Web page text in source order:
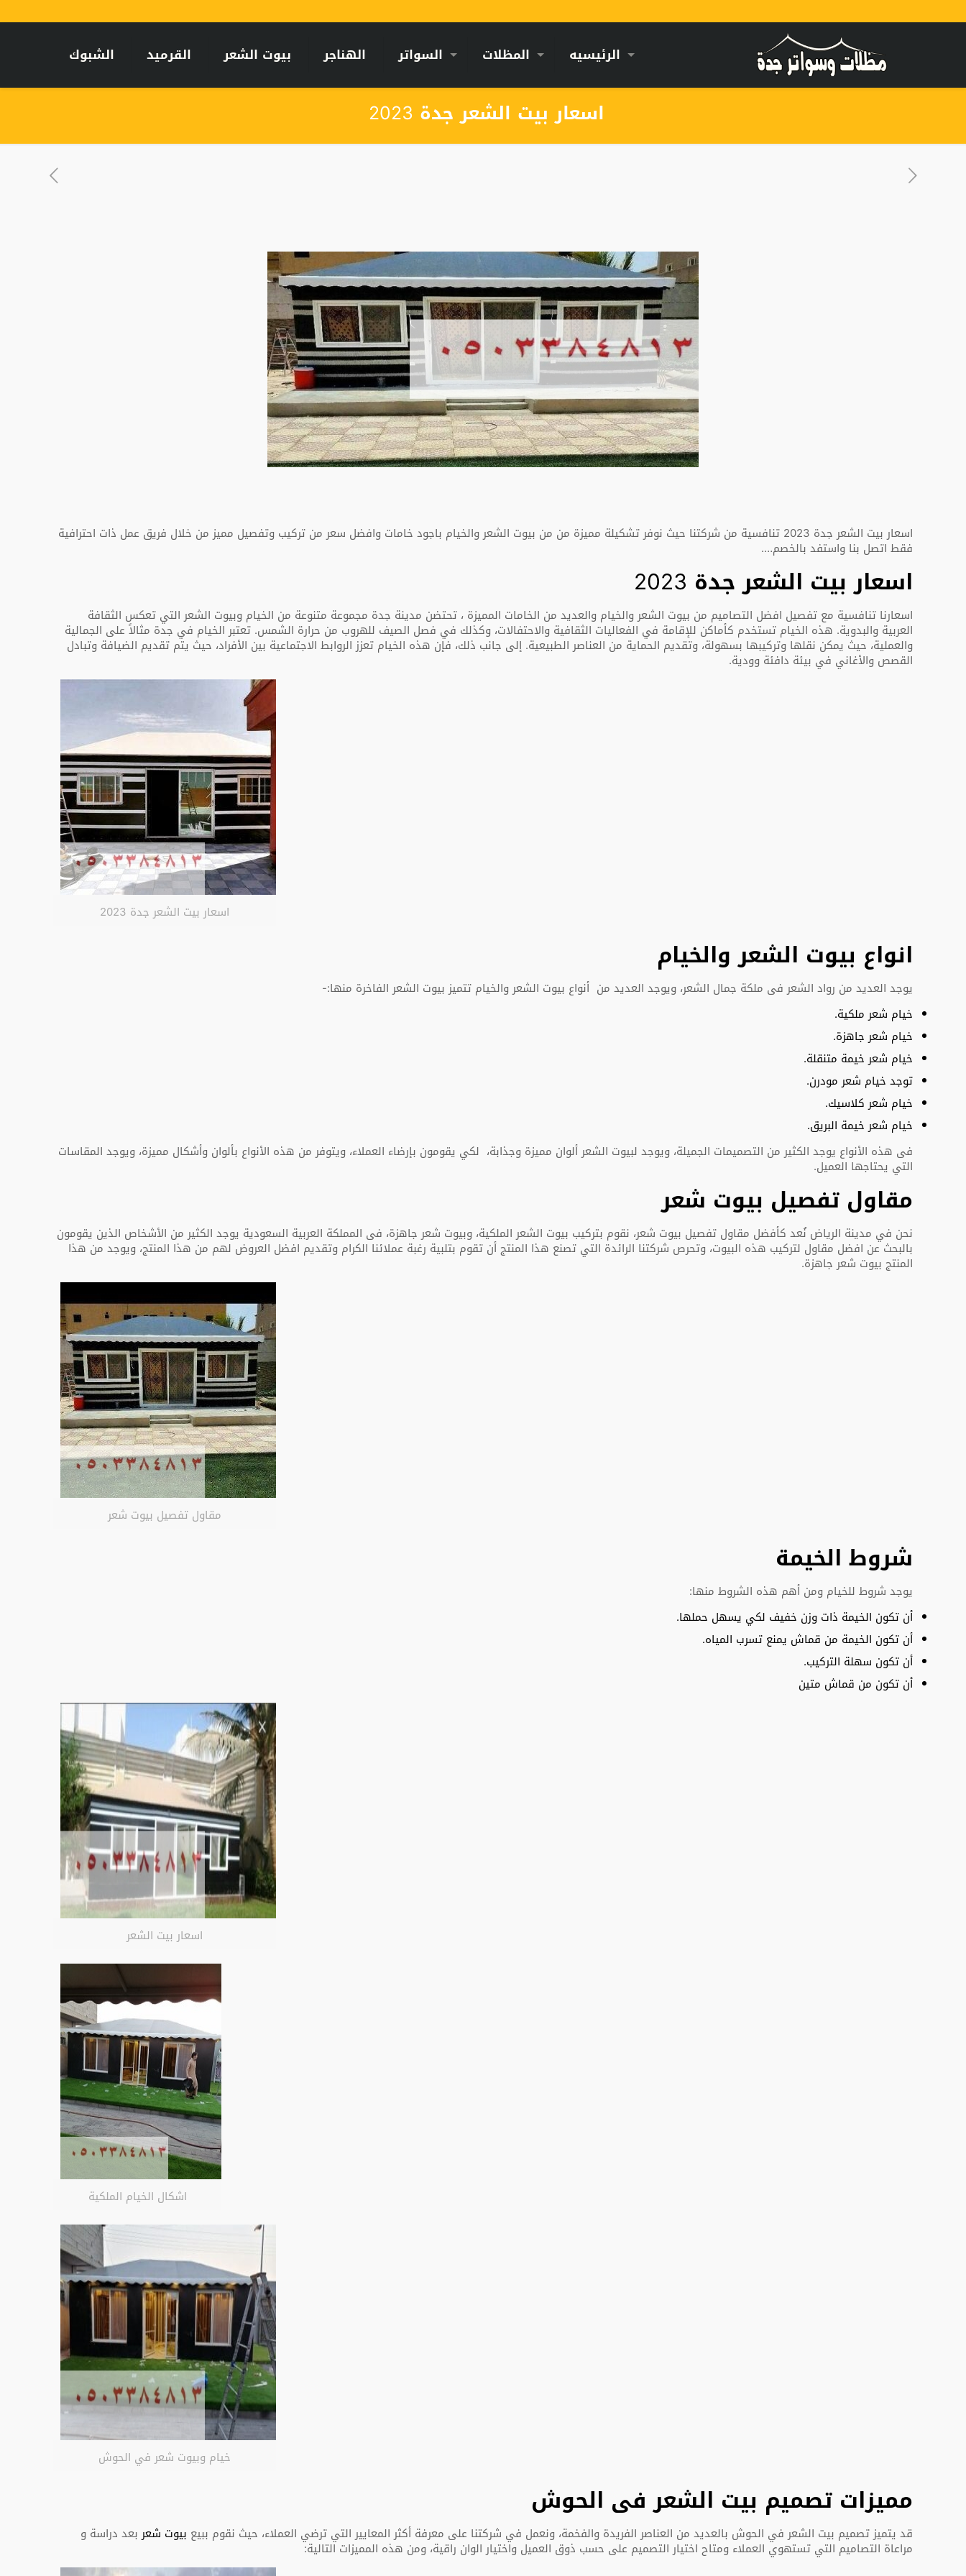
الرئيسيه المظلات السواتر الهناجر بيوت الشعر القرميد الشبوك
اسعار بيت الشعر جدة 2023
اسعار بيت الشعر جدة 2023 تنافسية من شركتنا حيث نوفر تشكيلة مميزة من من بيوت الشعر والخيام باجود خامات وافضل سعر من تركيب وتفصيل مميز من خلال فريق عمل ذات احترافية
فقط اتصل بنا واستفد بالخصم….
اسعار بيت الشعر جدة 2023
اسعارنا تنافسية مع تفصيل افضل التصاميم من بيوت الشعر والخيام والعديد من الخامات المميزة ،تحتضن مدينة جدة مجموعة متنوعة من الخيام وبيوت الشعر التي تعكس الثقافة
العربية والبدوية. هذه الخيام تستخدم كأماكن للإقامة في الفعاليات الثقافية والاحتفالات، وكذلك في فصل الصيف للهروب من حرارة الشمس. تعتبر الخيام في جدة مثالاً على الجمالية
والعملية، حيث يمكن نقلها وتركيبها بسهولة، وتقديم الحماية من العناصر الطبيعية. إلى جانب ذلك، فإن هذه الخيام تعزز الروابط الاجتماعية بين الأفراد، حيث يتم تقديم الضيافة وتبادل
القصص والأغاني في بيئة دافئة وودية.
اسعار بيت الشعر جدة 2023
انواع بيوت الشعر والخيام
يوجد العديد من رواد الشعر فى ملكة جمال الشعر، ويوجد العديد من أنواع بيوت الشعر والخيام تتميز بيوت الشعر الفاخرة منها:-
خيام شعر ملكية.
خيام شعر جاهزة.
خيام شعر خيمة متنقلة.
توجد خيام شعر مودرن.
خيام شعر كلاسيك.
خيام شعر خيمة البريق.
فى هذه الأنواع يوجد الكثير من التصميمات الجميلة، ويوجد لبيوت الشعر ألوان مميزة وجذابة، لكي يقومون بإرضاء العملاء، ويتوفر من هذه الأنواع بألوان وأشكال مميزة، ويوجد المقاسات
التي يحتاجها العميل.
مقاول تفصيل بيوت شعر
نحن في مدينة الرياض نُعد كأفضل مقاول تفصيل بيوت شعر، نقوم بتركيب بيوت الشعر الملكية، وبيوت شعر جاهزة، فى المملكة العربية السعودية يوجد الكثير من الأشخاص الذين يقومون
بالبحث عن افضل مقاول لتركيب هذه البيوت، وتحرص شركتنا الرائدة التي تصنع هذا المنتج أن تقوم بتلبية رغبة عملائنا الكرام وتقديم افضل العروض لهم من هذا المنتج، ويوجد من هذا
المنتج بيوت شعر جاهزة.
مقاول تفصيل بيوت شعر
شروط الخيمة
يوجد شروط للخيام ومن أهم هذه الشروط منها:
أن تكون الخيمة ذات وزن خفيف لكي يسهل حملها.
أن تكون الخيمة من قماش يمنع تسرب المياه.
أن تكون سهلة التركيب.
أن تكون من قماش متين
اسعار بيت الشعر
اشكال الخيام الملكية
خيام وبيوت شعر في الحوش
مميزات تصميم بيت الشعر فى الحوش
قد يتميز تصميم بيت الشعر في الحوش بالعديد من العناصر الفريدة والفخمة، ونعمل في شركتنا على معرفة أكثر المعايير التي ترضي العملاء، حيث نقوم ببيع بيوت شعربعد دراسة و
مراعاة التصاميم التي تستهوي العملاء ومتاح اختيار التصميم على حسب ذوق العميل واختيار الوان راقية، ومن هذه المميزات التالية: